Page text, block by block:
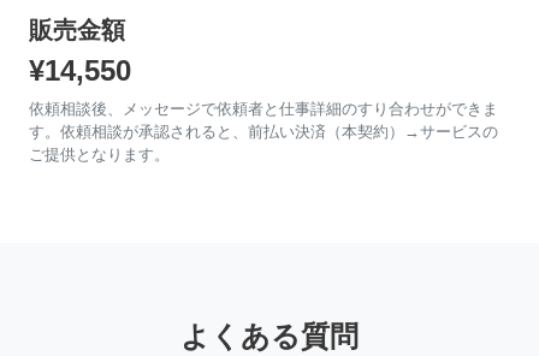
販売金額
¥14,550
依頼相談後、メッセージで依頼者と仕事詳細のすり合わせができま
す。依頼相談が承認されると、前払い決済（本契約）→サービスの
ご提供となります。
よくある質問